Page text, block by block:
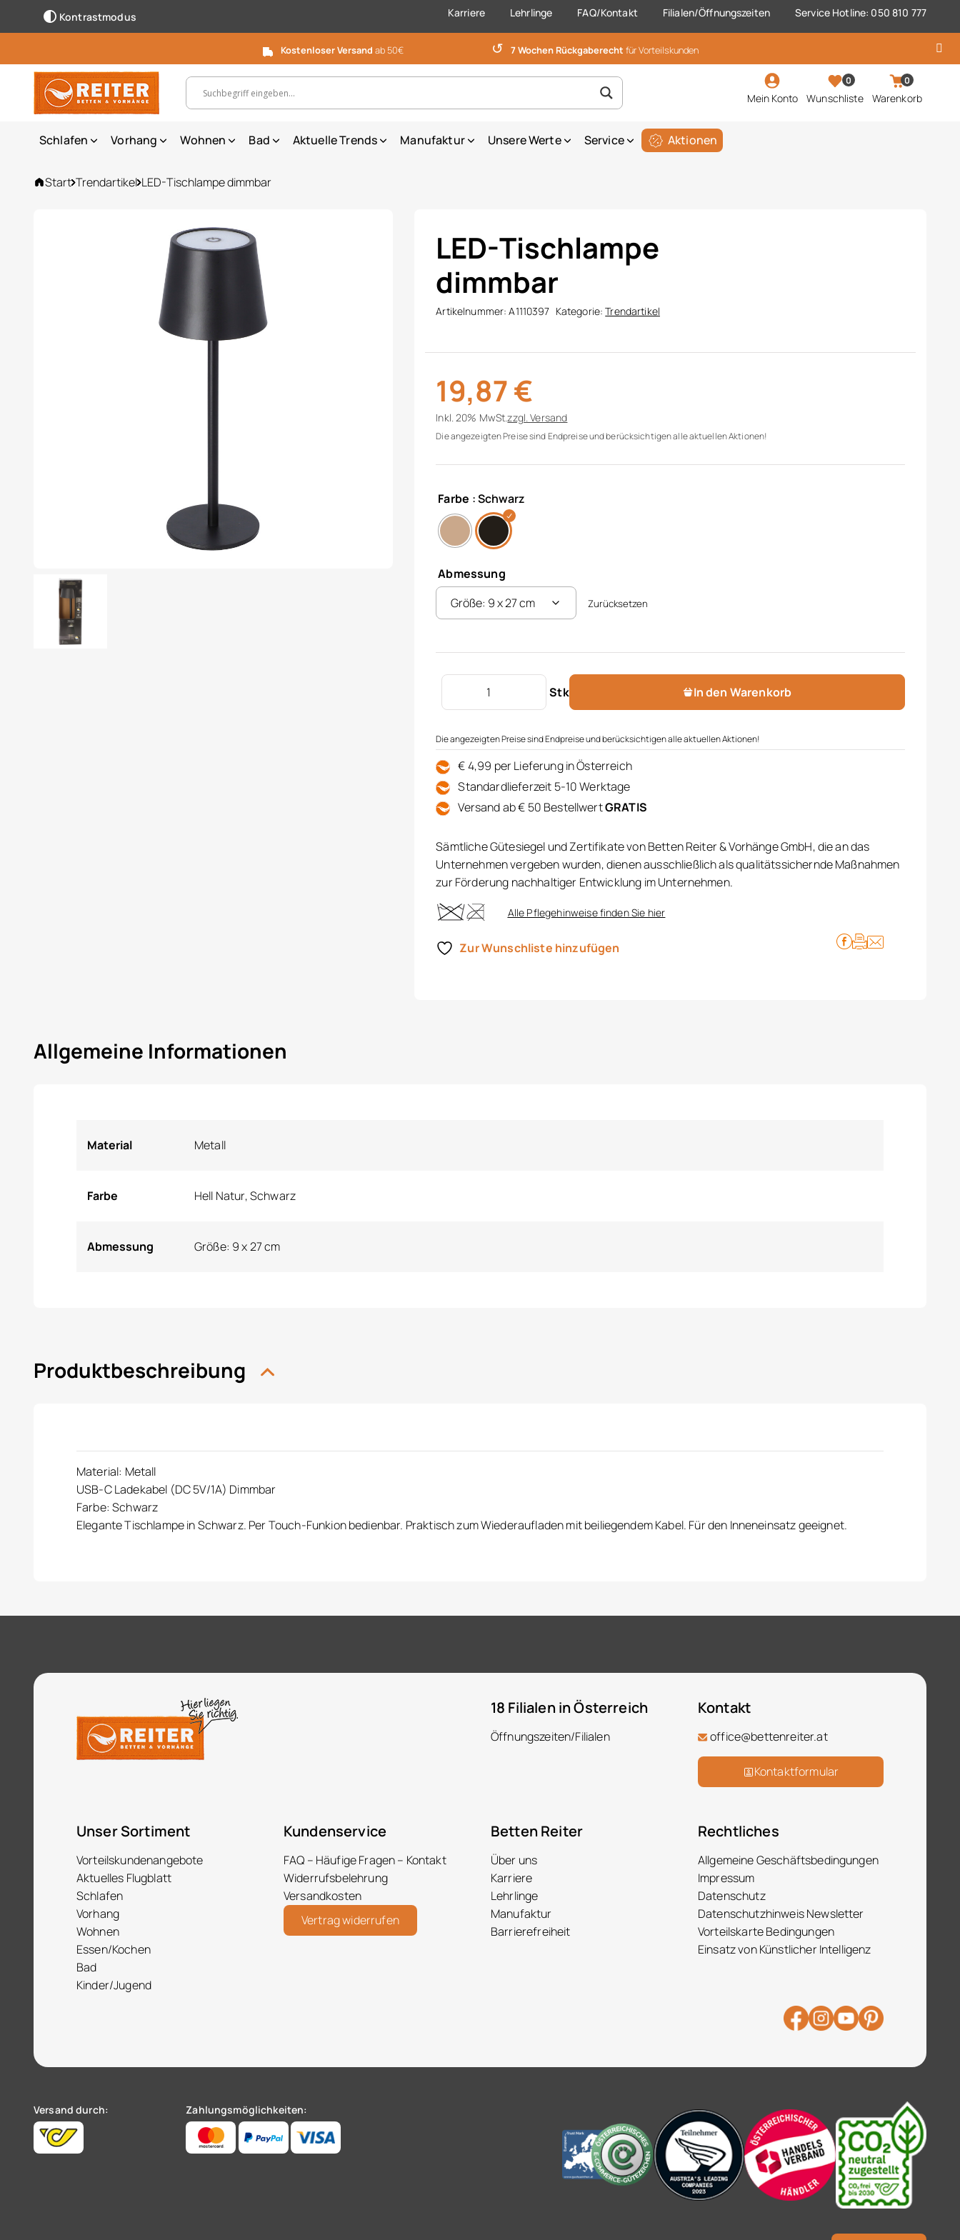
Kontrastmodus Karriere Lehrlinge FAQ/Kontakt Filialen/Öffnungszeiten Service Hotline: 050 810 777
Kostenloser Versand ab 50€ ↺ 7 Wochen Rückgaberecht für Vorteilskunden
Suchbegriff, Artikelnummer ...
Mein Konto
0
Wunschliste
0
Warenkorb
Schlafen Vorhang Wohnen Bad Aktuelle Trends Manufaktur Unsere Werte Service Aktionen
Start Trendartikel LED-Tischlampe dimmbar
LED-Tischlampe
dimmbar
Artikelnummer:A1110397 Kategorie:Trendartikel
19,87€
Inkl. 20% MwSt.zzgl.Versand
Die angezeigten Preise sind Endpreise und berücksichtigen alle aktuellen Aktionen!
Farbe : Schwarz
Abmessung
Zurücksetzen
Stk
LED-Tischlampe dimmbar Menge
In den Warenkorb
Die angezeigten Preise sind Endpreise und berücksichtigen alle aktuellen Aktionen!
€ 4,99 per Lieferung in Österreich
Standardlieferzeit 5-10 Werktage
Versand ab € 50 BestellwertGRATIS
Sämtliche Gütesiegel und Zertifikate von Betten Reiter & Vorhänge GmbH, die an das
Unternehmen vergeben wurden, dienen ausschließlich als qualitätssichernde Maßnahmen
zur Förderung nachhaltiger Entwicklung im Unternehmen.
Alle Pflegehinweise finden Sie hier
Zur Wunschliste hinzufügen
Allgemeine Informationen
Material Metall
Farbe Hell Natur, Schwarz
Abmessung Größe: 9 x 27 cm
Produktbeschreibung
Material: Metall
USB-C Ladekabel (DC 5V/1A) Dimmbar
Farbe: Schwarz
Elegante Tischlampe in Schwarz. Per Touch-Funkion bedienbar. Praktisch zum Wiederaufladen mit beiliegendem Kabel. Für den Inneneinsatz geeignet.
18 Filialen in Österreich
Öffnungszeiten/Filialen
Kontakt
office@bettenreiter.at
Kontaktformular
Unser Sortiment
Vorteilskundenangebote
Aktuelles Flugblatt
Schlafen
Vorhang
Wohnen
Essen/Kochen
Bad
Kinder/Jugend
Kundenservice
FAQ – Häufige Fragen – Kontakt
Widerrufsbelehrung
Versandkosten
Vertrag widerrufen
Betten Reiter
Über uns
Karriere
Lehrlinge
Manufaktur
Barrierefreiheit
Rechtliches
Allgemeine Geschäftsbedingungen
Impressum
Datenschutz
Datenschutzhinweis Newsletter
Vorteilskarte Bedingungen
Einsatz von Künstlicher Intelligenz
Versand durch: Zahlungsmöglichkeiten: